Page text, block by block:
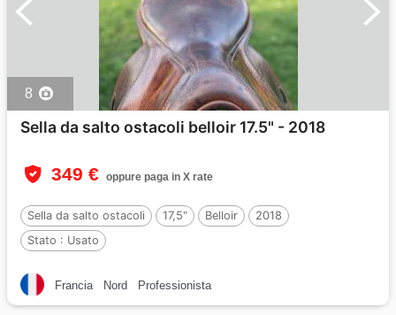
8
Sella da salto ostacoli belloir 17.5" - 2018
349 € oppure paga in X rate
Sella da salto ostacoli 17,5" Belloir
2018
Stato : Usato
Francia Nord Professionista